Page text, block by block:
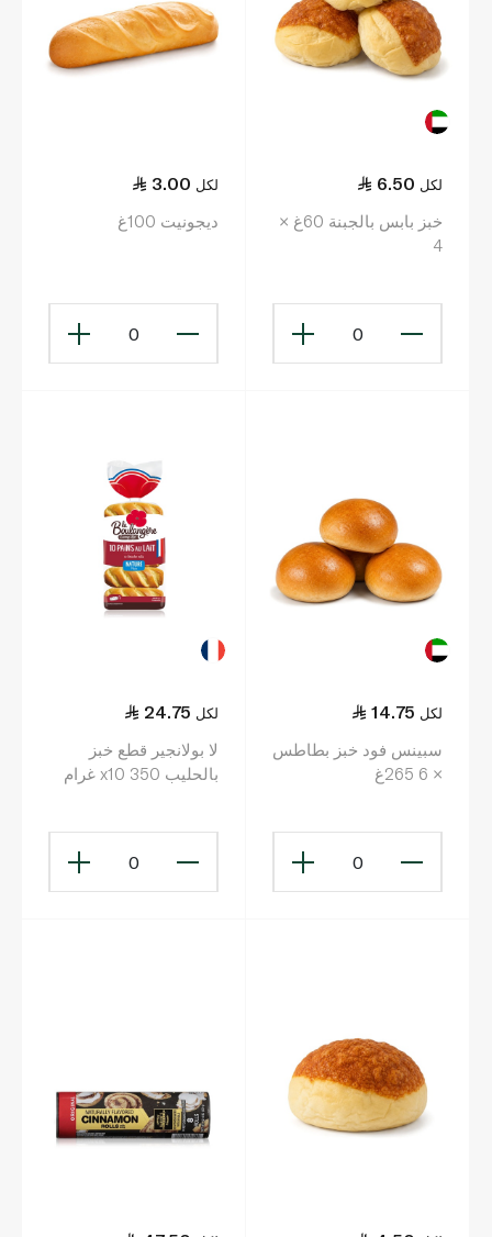
6.50 لكل
خبز بابس بالجبنة 60غ ×
4
0
3.00 لكل
ديجونيت 100غ
0
14.75 لكل
سبينس فود خبز بطاطس
× 6 265غ
0
24.75 لكل
لا بولانجير قطع خبز
بالحليب x10 350 غرام
0